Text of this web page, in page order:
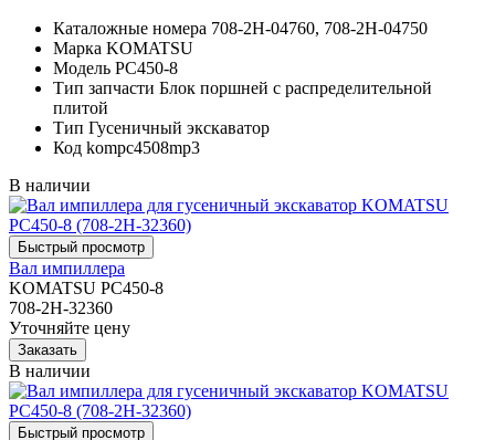
Каталожные номера 708-2H-04760, 708-2H-04750
Марка KOMATSU
Модель PC450-8
Тип запчасти Блок поршней c распределительной
плитой
Тип Гусеничный экскаватор
Код kompc4508mp3
В наличии
Вал импиллера
KOMATSU PC450-8
708-2H-32360
Уточняйте цену
В наличии